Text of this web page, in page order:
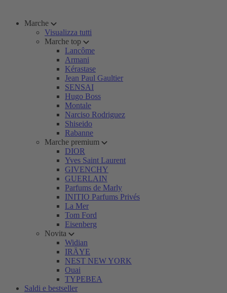
Marche
Visualizza tutti
Marche top
Lancôme
Armani
Kérastase
Jean Paul Gaultier
SENSAI
Hugo Boss
Montale
Narciso Rodriguez
Shiseido
Rabanne
Marche premium
DIOR
Yves Saint Laurent
GIVENCHY
GUERLAIN
Parfums de Marly
INITIO Parfums Privés
La Mer
Tom Ford
Eisenberg
Novita
Widian
IRÄYE
NEST NEW YORK
Ouai
TYPEBEA
Saldi e bestseller